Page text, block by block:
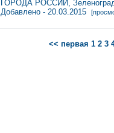
ГОРОДА РОССИИ,
Добавлено - 20.03.2015
<< первая 1 2 3